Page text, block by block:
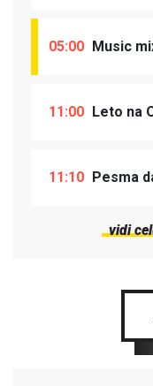
05:00 Music
11:00 Leto na
11:10 Pesma
vidi